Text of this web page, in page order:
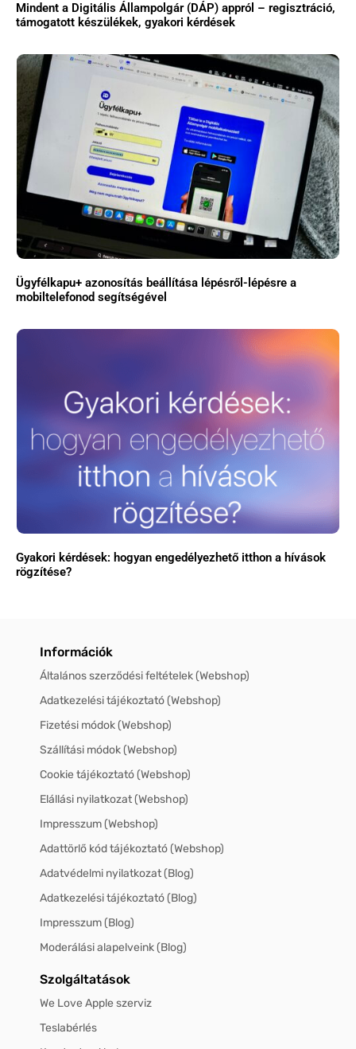
Mindent a Digitális Állampolgár (DÁP) appról – regisztráció,
támogatott készülékek, gyakori kérdések
Ügyfélkapu+ azonosítás beállítása lépésről-lépésre a
mobiltelefonod segítségével
Gyakori kérdések: hogyan engedélyezhető itthon a hívások
rögzítése?
Információk
Általános szerződési feltételek (Webshop)
Adatkezelési tájékoztató (Webshop)
Fizetési módok (Webshop)
Szállítási módok (Webshop)
Cookie tájékoztató (Webshop)
Elállási nyilatkozat (Webshop)
Impresszum (Webshop)
Adattörlő kód tájékoztató (Webshop)
Adatvédelmi nyilatkozat (Blog)
Adatkezelési tájékoztató (Blog)
Impresszum (Blog)
Moderálási alapelveink (Blog)
Szolgáltatások
We Love Apple szerviz
Teslabérlés